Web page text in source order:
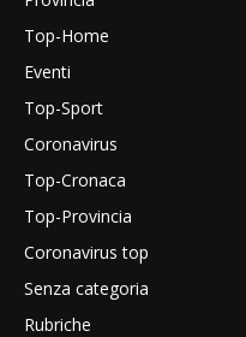
Top-Home
Eventi
Top-Sport
Coronavirus
Top-Cronaca
Top-Provincia
Coronavirus top
Senza categoria
Rubriche